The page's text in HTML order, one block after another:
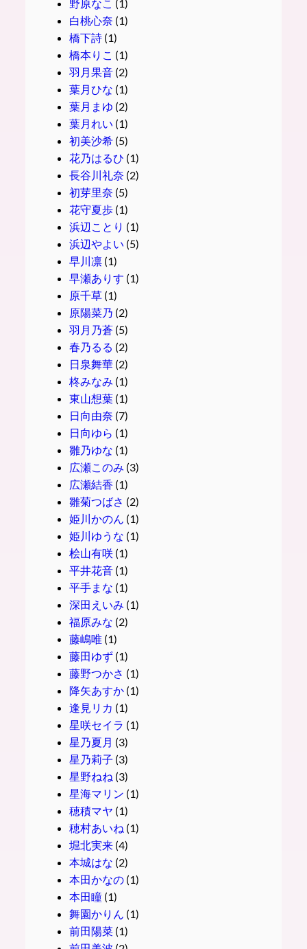
野原なこ (1)
白桃心奈 (1)
橋下詩(1)
橋本りこ (1)
羽月果音(2)
葉月ひな (1)
葉月まゆ (2)
葉月れい (1)
初美沙希(5)
花乃はるひ (1)
長谷川礼奈 (2)
初芽里奈 (5)
花守夏歩(1)
浜辺ことり (1)
浜辺やよい (5)
早川凛(1)
早瀬ありす (1)
原千草(1)
原陽菜乃 (2)
羽月乃蒼(5)
春乃るる (2)
日泉舞華(2)
柊みなみ (1)
東山想葉(1)
日向由奈 (7)
日向ゆら (1)
雛乃ゆな (1)
広瀬このみ (3)
広瀬結香 (1)
雛菊つばさ (2)
姫川かのん (1)
姫川ゆうな (1)
桧山有咲(1)
平井花音(1)
平手まな (1)
深田えいみ (1)
福原みな (2)
藤嶋唯(1)
藤田ゆず(1)
藤野つかさ (1)
降矢あすか(1)
逢見リカ (1)
星咲セイラ (1)
星乃夏月 (3)
星乃莉子 (3)
星野ねね (3)
星海マリン (1)
穂積マヤ (1)
穂村あいね (1)
堀北実来(4)
本城はな (2)
本田かなの(1)
本田瞳(1)
舞園かりん (1)
前田陽菜(1)